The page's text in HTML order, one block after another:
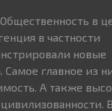
в
в частности
новые
Самое главное из
А также